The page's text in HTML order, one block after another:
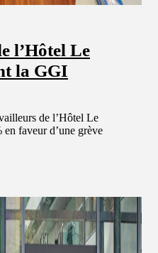
l’Hôtel Le
la GGI
de l’Hôtel Le
faveur d’une grève